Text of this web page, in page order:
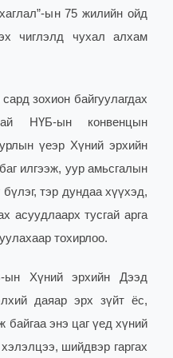
ын 75 жилийн ойд
чиглэлд чухал алхам
зохион байгуулагдах
НҮБ-ын конвенцын
үеэр Хүний эрхийн
илгээж, уур амьсгалын
тэр дундаа хүүхэд,
асуудлаарх тусгай арга
тохирлоо.
Хүний эрхийн Дээд
даяар эрх зүйт ёс,
байгаа энэ цаг үед хүний
шийдвэр гаргах